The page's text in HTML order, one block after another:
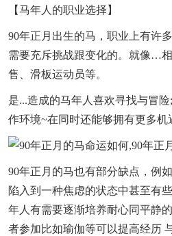
【马年人的职业选择】
90年正月出生的马，职业上有许
需要充斥挑战跟变化的。就像…
售、滑板运动员等。
是...造成的马年人喜欢寻找与冒
作环境~在同时还能够拥有更多机
90年正月的马也有部分缺点，例
陷入到一种焦虑的状态中甚至有
年人有需要逐渐培养耐心同平静
者参加比如瑜伽等可以提高经历